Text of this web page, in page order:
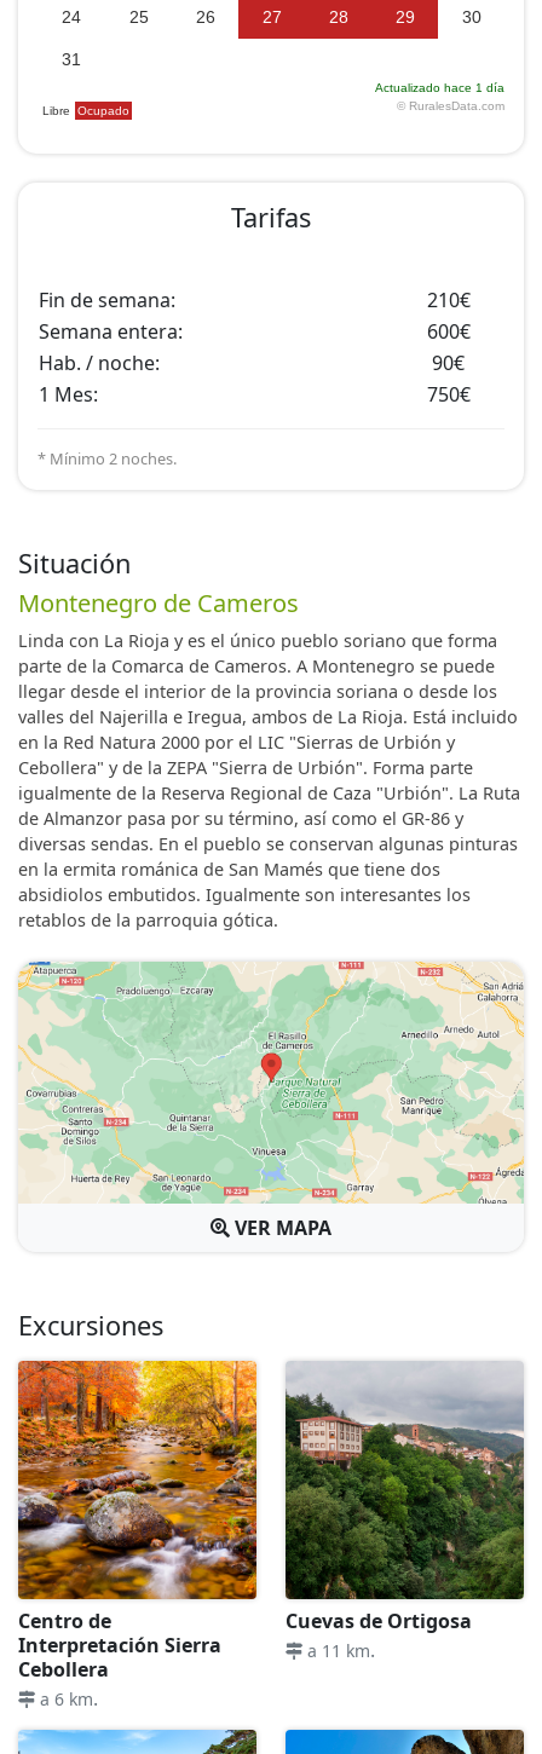
Situación
Montenegro de Cameros
Linda con La Rioja y es el único pueblo soriano que forma
parte de la Comarca de Cameros. A Montenegro se puede
llegar desde el interior de la provincia soriana o desde los
valles del Najerilla e Iregua, ambos de La Rioja. Está incluido
en la Red Natura 2000 por el LIC "Sierras de Urbión y
Cebollera" y de la ZEPA "Sierra de Urbión". Forma parte
igualmente de la Reserva Regional de Caza "Urbión". La Ruta
de Almanzor pasa por su término, así como el GR-86 y
diversas sendas. En el pueblo se conservan algunas pinturas
en la ermita románica de San Mamés que tiene dos
absidiolos embutidos. Igualmente son interesantes los
retablos de la parroquia gótica.
VER MAPA
Excursiones
Centro de
Interpretación Sierra
Cebollera
a 6 km.
Cuevas de Ortigosa
a 11 km.
Tarifas
Fin de semana:
210€
Semana entera:
600€
Hab. / noche:
90€
1 Mes:
750€
* Mínimo 2 noches.